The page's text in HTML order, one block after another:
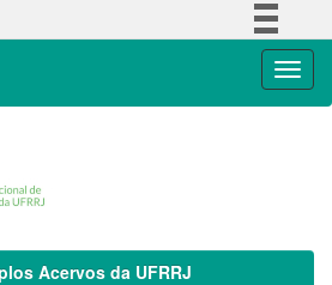
Acervos da UFRRJ